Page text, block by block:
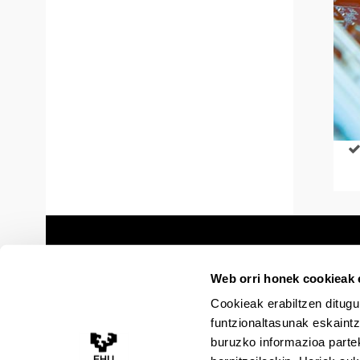
Web orri honek cookieak
Cookieak erabiltzen
funtzionaltasunak
buruzko informazioa